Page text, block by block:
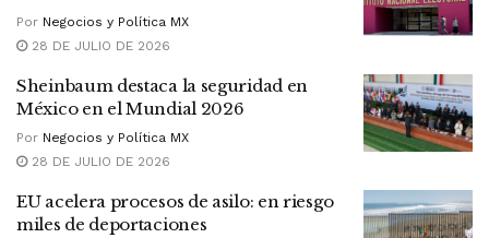
Por Negocios y Política MX
28 DE JULIO DE 2026
Sheinbaum destaca la seguridad en
México en el Mundial 2026
Por Negocios y Política MX
28 DE JULIO DE 2026
EU acelera procesos de asilo: en riesgo
miles de deportaciones